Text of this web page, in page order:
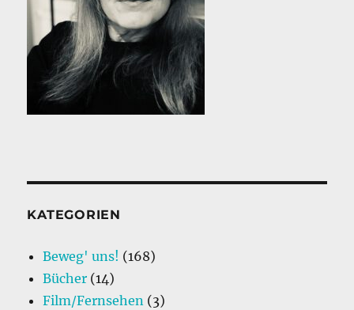
KATEGORIEN
Beweg' uns! (168)
Bücher (14)
Film/Fernsehen (3)